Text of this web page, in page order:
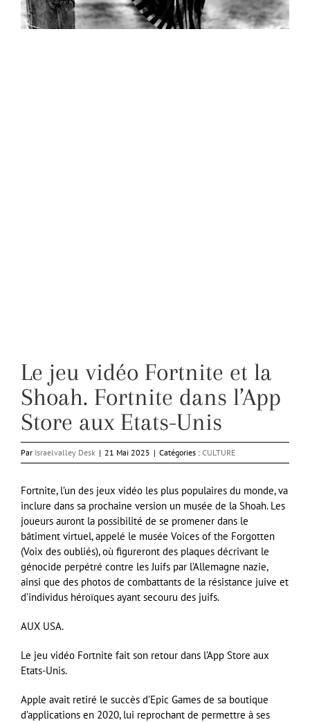
Le jeu vidéo Fortnite et la
Shoah. Fortnite dans l’App
Store aux Etats-Unis
Par Israelvalley Desk | 21 Mai 2025 | Catégories : CULTURE
Fortnite, l’un des jeux vidéo les plus populaires du monde, va
inclure dans sa prochaine version un musée de la Shoah. Les
joueurs auront la possibilité de se promener dans le
bâtiment virtuel, appelé le musée Voices of the Forgotten
(Voix des oubliés), où figureront des plaques décrivant le
génocide perpétré contre les Juifs par l’Allemagne nazie,
ainsi que des photos de combattants de la résistance juive et
d’individus héroïques ayant secouru des juifs.
AUX USA.
Le jeu vidéo Fortnite fait son retour dans l’App Store aux
Etats-Unis.
Apple avait retiré le succès d’Epic Games de sa boutique
d’applications en 2020, lui reprochant de permettre à ses